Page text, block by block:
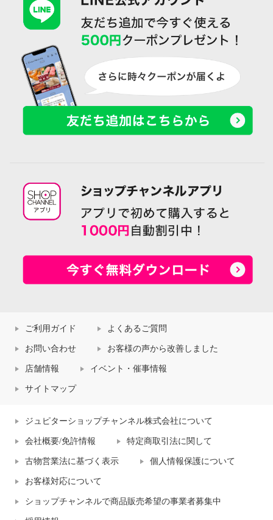
ご利用ガイド よくあるご質問
お問い合わせ お客様の声から改善しました
店舗情報 イベント・催事情報
サイトマップ
ジュピターショップチャンネル株式会社について
会社概要/免許情報 特定商取引法に関して
古物営業法に基づく表示 個人情報保護について
お客様対応について
ショップチャンネルで商品販売希望の事業者募集中